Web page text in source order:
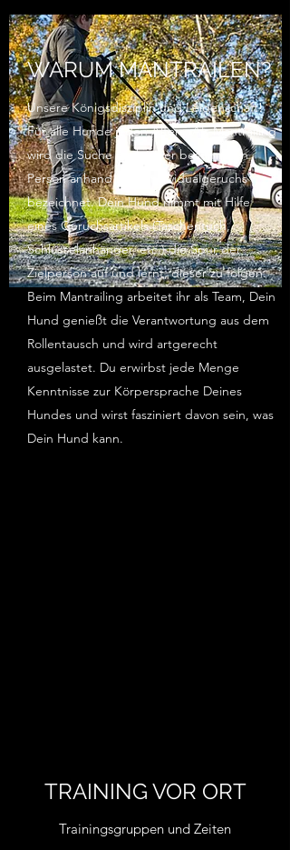
WARUM MANTRAILEN?
Unsere Königsdisziplin und Leidenschaft!
Für alle Hunde jeden Alters. Als Mantrailing
wird die Suche nach einer bestimmten
Person anhand ihres Individualgeruchs
bezeichnet. Dein Hund nimmt mit Hilfe
eines Geruchsartikels (Taschentuch,
Schlüsselanhänger, etc.) die Spur der
Zielperson auf und lernt, dieser zu folgen.
Beim Mantrailing arbeitet ihr als Team, Dein
Hund genießt die Verantwortung aus dem
Rollentausch und wird artgerecht
ausgelastet. Du erwirbst jede Menge
Kenntnisse zur Körpersprache Deines
Hundes und wirst fasziniert davon sein, was
Dein Hund kann.
TRAINING VOR ORT
Trainingsgruppen und Zeiten